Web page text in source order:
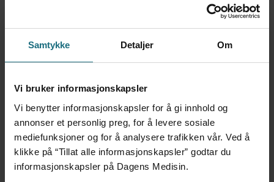
Samtykke Detaljer Om
Vi bruker informasjonskapsler
Vi benytter informasjonskapsler for å gi innhold og
annonser et personlig preg, for å levere sosiale
mediefunksjoner og for å analysere trafikken vår. Ved å
klikke på “Tillat alle informasjonskapsler” godtar du
informasjonskapsler på Dagens Medisin.
Foretaksreformen må vurderes
i pasientenes perspektiv